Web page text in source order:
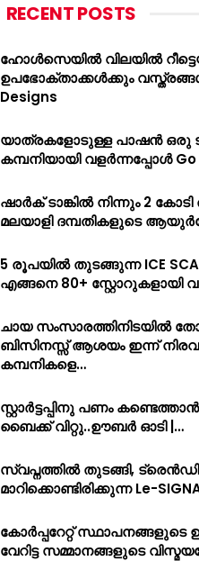
RECENT POSTS
ഹോൾസെയിൽ വിലയിൽ
ഉപഭോക്താക്കൾക്കും
Designs
യാത്രകളോടുള്ള പാഷൻ ഒരു
കമ്പനിയായി വളർന്നപ്പോൾ
ഷാർക്‌ ടാങ്കിൽ നിന്നും 2
മലയാളി ദമ്പതികളുടെ
5 രൂപയിൽ തുടങ്ങുന്ന ICE
എങ്ങനെ 80+ സ്റ്റോറുകളായി
ചായ സംസാരത്തിനിടയിൽ
ബിസിനസ്സ് ആശയം ഇന്ന്
കമ്പനികളെ…
സ്റ്റാർട്ടപ്പിനു പണം
ബൈക്ക് വിറ്റു..ഊബർ ഓടി |…
സ്വപ്നത്തിൽ തുടങ്ങി,
മാറിക്കൊണ്ടിരിക്കുന്ന Le-
കോർപ്പറേറ്റ് സ്ഥാപനങ്ങളുടെ
വേറിട്ട സമ്മാനങ്ങളുടെ